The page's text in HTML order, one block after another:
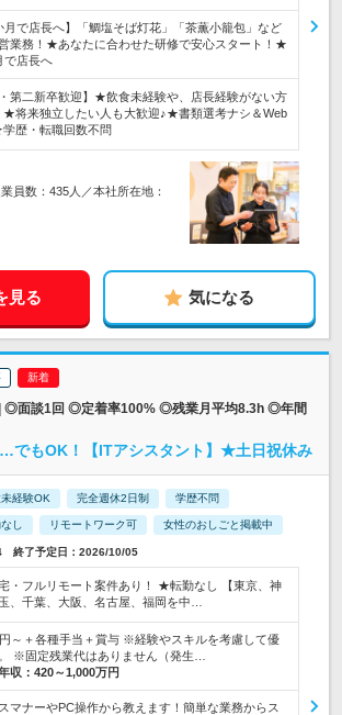
月で店長へ】「鯛塩そば灯花」「茶薫小籠包」など
業務！★あなたに合わせた研修で安心スタート！★
で店長へ
・第二新卒歓迎】★飲食未経験や、店長経験がない方
★将来独立したい人も大歓迎♪★書類選考ナシ＆Web
歴・転職回数不問
員数：435人／本社所在地：
見る 気になる
◎面談1回 ◎定着率100% ◎残業月平均8.3h ◎年間
でもOK！【ITアシスタント】★土日祝休み
経験OK 完全週休2日制 学歴不問
し リモートワーク可 女性のおしごと掲載中
終了予定日：2026/10/05
・フルリモート案件あり！ ★転勤なし 【東京、神
、千葉、大阪、名古屋、福岡を中…
～＋各種手当＋賞与 ※経験やスキルを考慮して優
※固定残業代はありません（発生…
収： 420～1,000万円
マナーやPC操作から教えます！簡単な業務からス